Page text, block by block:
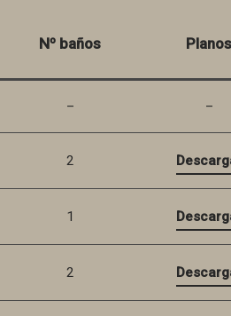
Nº baños Planos
– –
2
1
2